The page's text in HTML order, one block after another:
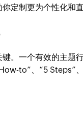
定制更为个性化和
。一个有效的主题
to”、“5 Steps”